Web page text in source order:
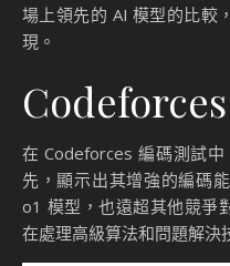
場上領先的 AI 模型的比較
現。
在 Codeforces 編碼測試
先，顯示出其增強的編碼
o1 模型，也遠超其他競爭
在處理高級算法和問題解決